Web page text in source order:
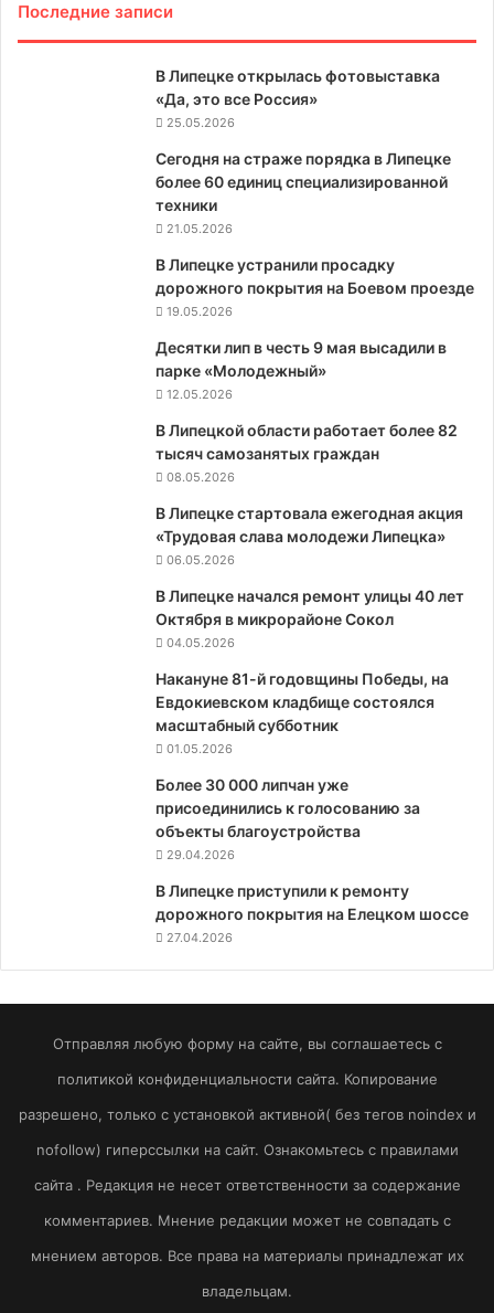
Последние записи
В Липецке открылась фотовыставка
«Да, это все Россия»
25.05.2026
Сегодня на страже порядка в Липецке
более 60 единиц специализированной
техники
21.05.2026
В Липецке устранили просадку
дорожного покрытия на Боевом проезде
19.05.2026
Десятки лип в честь 9 мая высадили в
парке «Молодежный»
12.05.2026
В Липецкой области работает более 82
тысяч самозанятых граждан
08.05.2026
В Липецке стартовала ежегодная акция
«Трудовая слава молодежи Липецка»
06.05.2026
В Липецке начался ремонт улицы 40 лет
Октября в микрорайоне Сокол
04.05.2026
Накануне 81-й годовщины Победы, на
Евдокиевском кладбище состоялся
масштабный субботник
01.05.2026
Более 30 000 липчан уже
присоединились к голосованию за
объекты благоустройства
29.04.2026
В Липецке приступили к ремонту
дорожного покрытия на Елецком шоссе
27.04.2026
Отправляя любую форму на сайте, вы соглашаетесь с
политикой конфиденциальности сайта. Копирование
разрешено, только с установкой активной( без тегов noindex и
nofollow) гиперссылки на сайт. Ознакомьтесь с правилами
сайта . Редакция не несет ответственности за содержание
комментариев. Мнение редакции может не совпадать с
мнением авторов. Все права на материалы принадлежат их
владельцам.